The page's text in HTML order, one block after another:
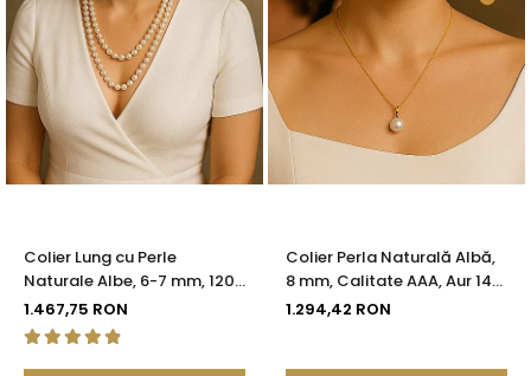
Colier Lung cu Perle
Naturale Albe, 6-7 mm, 120
cm, Închizătoare Argint 925
| KASKADDA®
1.467,75 RON
Colier Perla Naturală Albă,
8 mm, Calitate AAA, Aur 14K
(aur 585) | KASKADDA®
1.294,42 RON